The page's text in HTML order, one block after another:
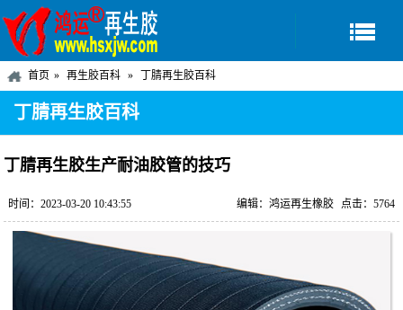
首页 再生胶百科 丁腈再生胶百科
丁腈再生胶百科
丁腈再生胶生产耐油胶管的技巧
时间：2023-03-20 10:43:55 点击：5764
编辑：鸿运再生橡胶